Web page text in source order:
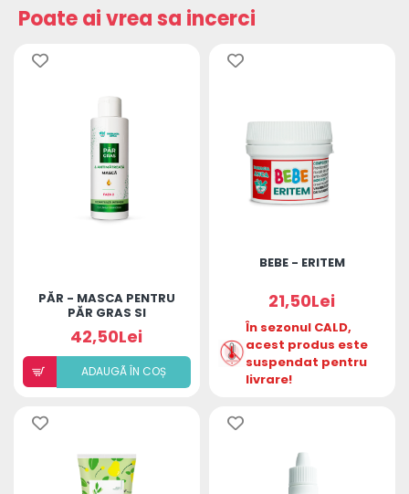
Poate ai vrea sa incerci
PĂR - MASCA PENTRU
PĂR GRAS SI
ANTIMATREATA
42,50Lei
ADAUGÃ ÎN COȘ
BEBE - ERITEM
21,50Lei
În sezonul CALD,
acest produs este
suspendat pentru
livrare!